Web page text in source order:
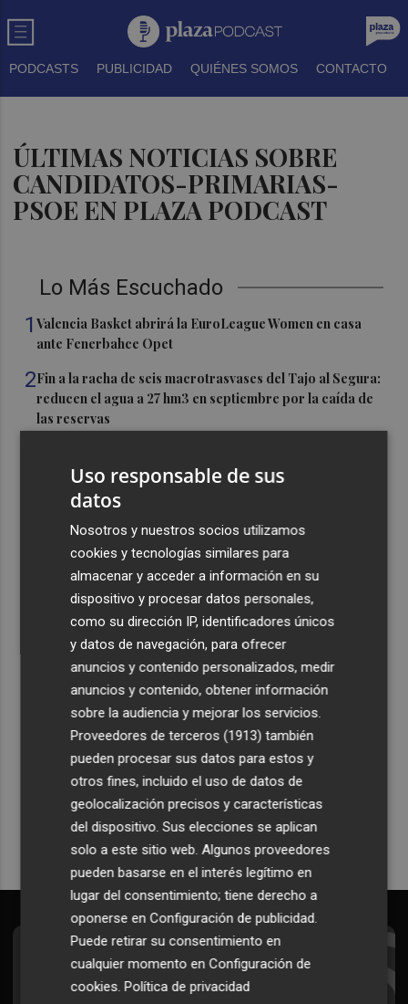
PODCASTS PUBLICIDAD QUIÉNES SOMOS CONTACTO
ÚLTIMAS NOTICIAS SOBRE
CANDIDATOS-PRIMARIAS-
PSOE EN PLAZA PODCAST
Lo Más Escuchado
1Valencia Basket abrirá la EuroLeague Women en casa
ante Fenerbahce Opet
2Fin a la racha de seis macrotrasvases del Tajo al Segura:
reducen el agua a 27 hm3 en septiembre por la caída de
las reservas
previsto de corte de la CV-560 por las obras del puente
de Càrcer
Roig Arena estrena un festival de house de más de 10
horas con Folamour, Dan Shake o The Basement
Italia rechaza el ultimátum de España y no reevaluará la
suspensión de Schengen hasta el 15 de agosto
Recibe toda la actualidad de
Plaza Podcast en tu correo
Quiero suscribirme
Suscríbete al Boletín
Todos los días a primera hora en tu email
Uso responsable de sus
datos
Nosotros y nuestros socios utilizamos
cookies y tecnologías similares para
almacenar y acceder a información en su
dispositivo y procesar datos personales,
como su dirección IP, identificadores únicos
y datos de navegación, para ofrecer
anuncios y contenido personalizados, medir
anuncios y contenido, obtener información
sobre la audiencia y mejorar los servicios.
Proveedores de terceros (1913) también
pueden procesar sus datos para estos y
otros fines, incluido el uso de datos de
geolocalización precisos y características
del dispositivo. Sus elecciones se aplican
solo a este sitio web. Algunos proveedores
pueden basarse en el interés legítimo en
lugar del consentimiento; tiene derecho a
oponerse enConfiguración de publicidad.
Puede retirar su consentimiento en
cualquier momento enConfiguración de
cookies.Política de privacidad